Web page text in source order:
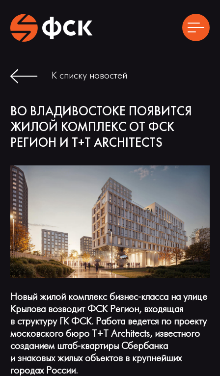
О ПРОЕКТЕ
ГЕНПЛАН
ЛОББИ
ГАЛЕРЕЯ
ХОД
СТРОИТЕЛЬСТВА
КОМАНДА ПРОЕКТА
ВЫБРАТЬ КВАРТИРУ Видео о проекте
Панорама 360°
Камера онлайн
К списку новостей
ВО ВЛАДИВОСТОКЕ ПОЯВИТСЯ
ЖИЛОЙ КОМПЛЕКС ОТ ФСК
РЕГИОН И T+T ARCHITECTS
Новый жилой комплекс бизнес-класса на улице
Крылова возводит ФСК Регион, входящая
в структуру ГК ФСК. Работа ведется по проекту
московского бюро T+T Architects, известного
созданием штаб-квартиры Сбербанка
и знаковых жилых объектов в крупнейших
городах России.